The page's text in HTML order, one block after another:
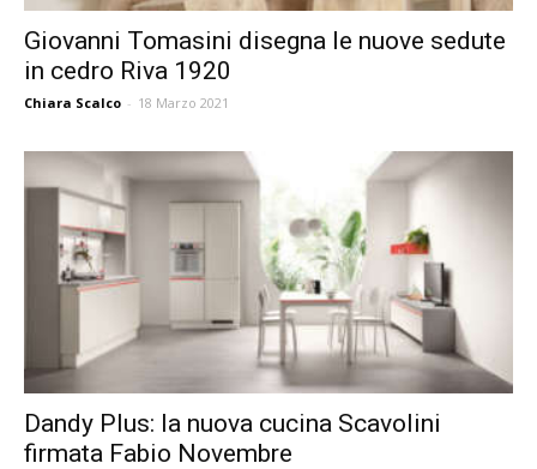
Giovanni Tomasini disegna le nuove sedute
in cedro Riva 1920
Chiara Scalco - 18 Marzo 2021
Dandy Plus: la nuova cucina Scavolini
firmata Fabio Novembre